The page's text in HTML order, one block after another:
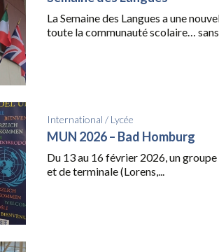
La Semaine des Langues a une
toute la communauté scolaire…
International / Lycée
MUN 2026 – Bad Homburg
Du 13 au 16 février 2026, un groupe
et de terminale (Lorens,...